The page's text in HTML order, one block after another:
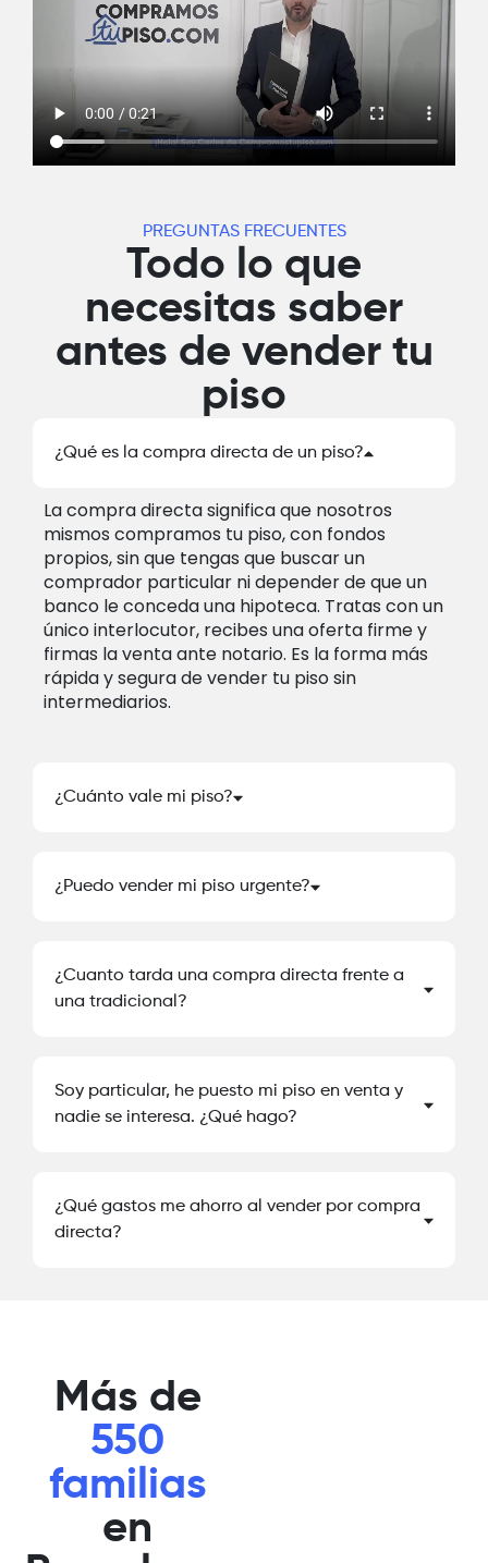
PREGUNTAS FRECUENTES
Todo lo que
necesitas saber
antes de vender tu
piso
¿Qué es la compra directa de un piso?
La compra directa significa que nosotros
mismos compramos tu piso, con fondos
propios, sin que tengas que buscar un
comprador particular ni depender de que un
banco le conceda una hipoteca. Tratas con un
único interlocutor, recibes una oferta firme y
firmas la venta ante notario. Es la forma más
rápida y segura de vender tu piso sin
intermediarios.
¿Cuánto vale mi piso?
¿Puedo vender mi piso urgente?
¿Cuanto tarda una compra directa frente a
una tradicional?
Soy particular, he puesto mi piso en venta y
nadie se interesa. ¿Qué hago?
¿Qué gastos me ahorro al vender por compra
directa?
Más de
550
familias
en